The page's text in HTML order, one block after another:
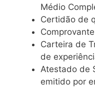
Médio
Certidão de
Carteira de
de
Atestado de
emitido por